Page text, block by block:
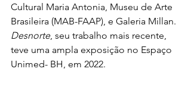
Cultural Maria Antonia, Museu de Arte
Brasileira (MAB-FAAP), e Galeria Millan.
Desnorte, seu trabalho mais recente,
teve uma ampla exposição no Espaço
Unimed- BH, em 2022.